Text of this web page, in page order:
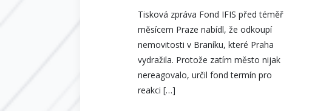
Tisková zpráva Fond IFIS před téměř
měsícem Praze nabídl, že odkoupí
nemovitosti v Braníku, které Praha
vydražila. Protože zatím město nijak
nereagovalo, určil fond termín pro
reakci […]